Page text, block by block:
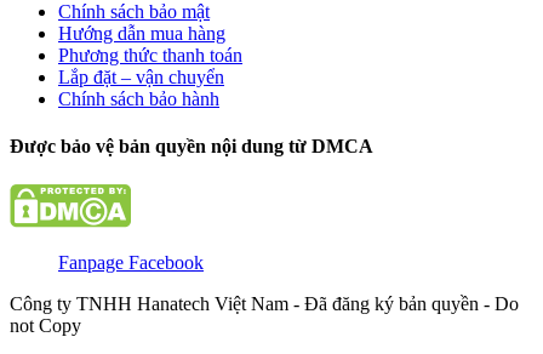
Chính sách bảo mật
Hướng dẫn mua hàng
Phương thức thanh toán
Lắp đặt – vận chuyển
Chính sách bảo hành
Được bảo vệ bản quyền nội dung từ DMCA
Fanpage Facebook
Công ty TNHH Hanatech Việt Nam - Đã đăng ký bản quyền - Do
not Copy